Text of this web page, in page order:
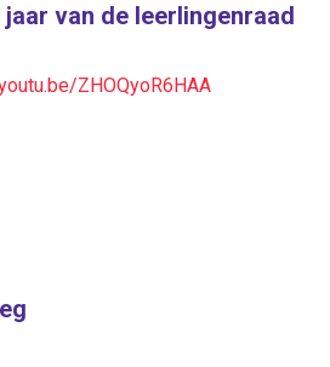
jaar van de leerlingenraad
ZHOQyoR6HAA